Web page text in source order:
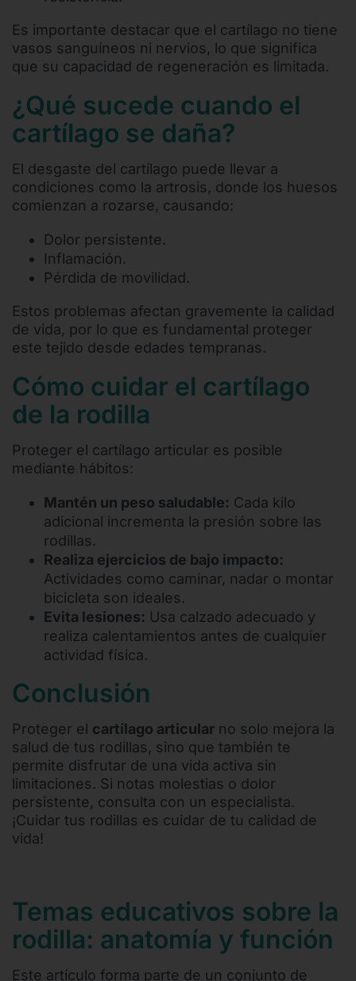
Es importante destacar que el cartílago no tiene
vasos sanguíneos ni nervios, lo que significa
que su capacidad de regeneración es limitada.
¿Qué sucede cuando el
cartílago se daña?
El desgaste del cartílago puede llevar a
condiciones como la artrosis, donde los huesos
comienzan a rozarse, causando:
Dolor persistente.
Inflamación.
Pérdida de movilidad.
Estos problemas afectan gravemente la calidad
de vida, por lo que es fundamental proteger
este tejido desde edades tempranas.
Cómo cuidar el cartílago
de la rodilla
Proteger el cartílago articular es posible
mediante hábitos:
Mantén un peso saludable: Cada kilo
adicional incrementa la presión sobre las
rodillas.
Realiza ejercicios de bajo impacto:
Actividades como caminar, nadar o montar
bicicleta son ideales.
Evita lesiones: Usa calzado adecuado y
realiza calentamientos antes de cualquier
actividad física.
Conclusión
Proteger el cartílago articular no solo mejora la
salud de tus rodillas, sino que también te
permite disfrutar de una vida activa sin
limitaciones. Si notas molestias o dolor
persistente, consulta con un especialista.
¡Cuidar tus rodillas es cuidar de tu calidad de
vida!
Temas educativos sobre la
rodilla: anatomía y función
Este artículo forma parte de un conjunto de